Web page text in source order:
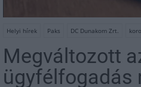
Helyi hírek Paks DC Dunakom Zrt.
Megváltozott
ügyfélfogadás